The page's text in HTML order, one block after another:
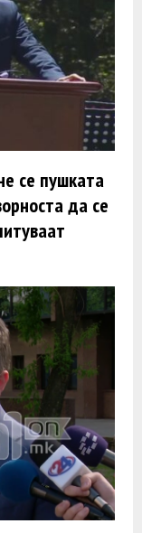
се пушката
да се